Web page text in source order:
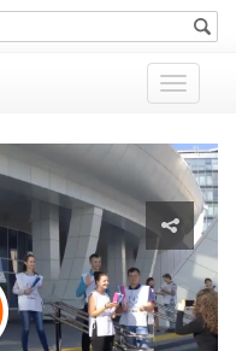
Показать
меню